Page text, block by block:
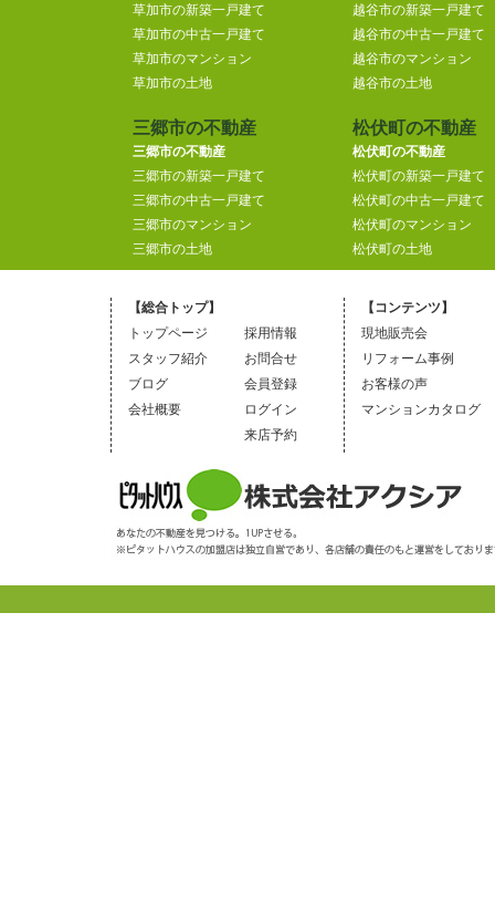
草加市の新築一戸建て
草加市の中古一戸建て
草加市のマンション
草加市の土地
越谷市の新築一戸建て
越谷市の中古一戸建て
越谷市のマンション
越谷市の土地
三郷市の不動産
三郷市の不動産
三郷市の新築一戸建て
三郷市の中古一戸建て
三郷市のマンション
三郷市の土地
松伏町の不動産
松伏町の不動産
松伏町の新築一戸建て
松伏町の中古一戸建て
松伏町のマンション
松伏町の土地
【総合トップ】
トップページ
スタッフ紹介
ブログ
会社概要
採用情報
お問合せ
会員登録
ログイン
来店予約
【コンテンツ】
現地販売会
リフォーム事例
お客様の声
マンションカタログ